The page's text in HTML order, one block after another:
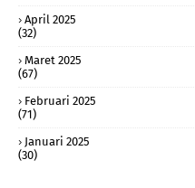
April 2025
(32)
Maret 2025
(67)
Februari 2025
(71)
Januari 2025
(30)